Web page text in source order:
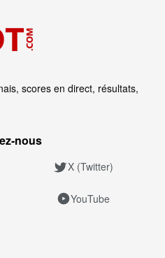
scores en direct, résultats,
X (Twitter)
YouTube